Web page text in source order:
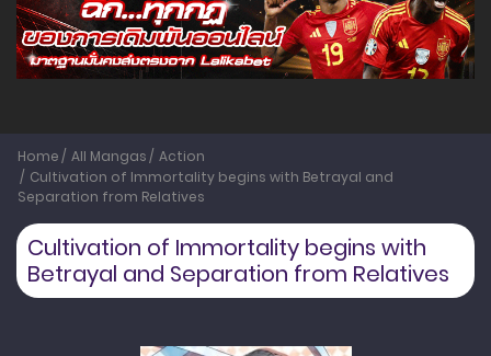
Home All Mangas
Action
Cultivation of Immortality begins with Betrayal and
Separation from Relatives
Cultivation of Immortality begins with
Betrayal and Separation from Relatives